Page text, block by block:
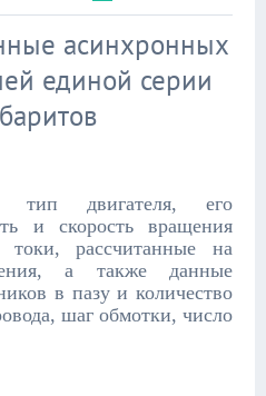
асинхронных
единой серии
тип двигателя, его
и скорость вращения
токи, рассчитанные на
а также данные
в пазу и количество
шаг обмотки, число